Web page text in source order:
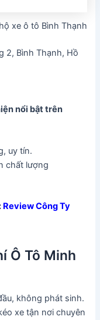
xe ô tô Bình Thạnh
2, Bình Thạnh, Hồ
nổi bật trên
uy tín.
chất lượng
Review Công Ty
Ô Tô Minh
không phát sinh.
xe tận nơi chuyên